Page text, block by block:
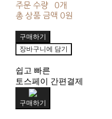
주문 수량
0개
총 상품 금액 0원
구매하기
장바구니에 담기
쉽고 빠른
토스페이 간편결제
구매하기